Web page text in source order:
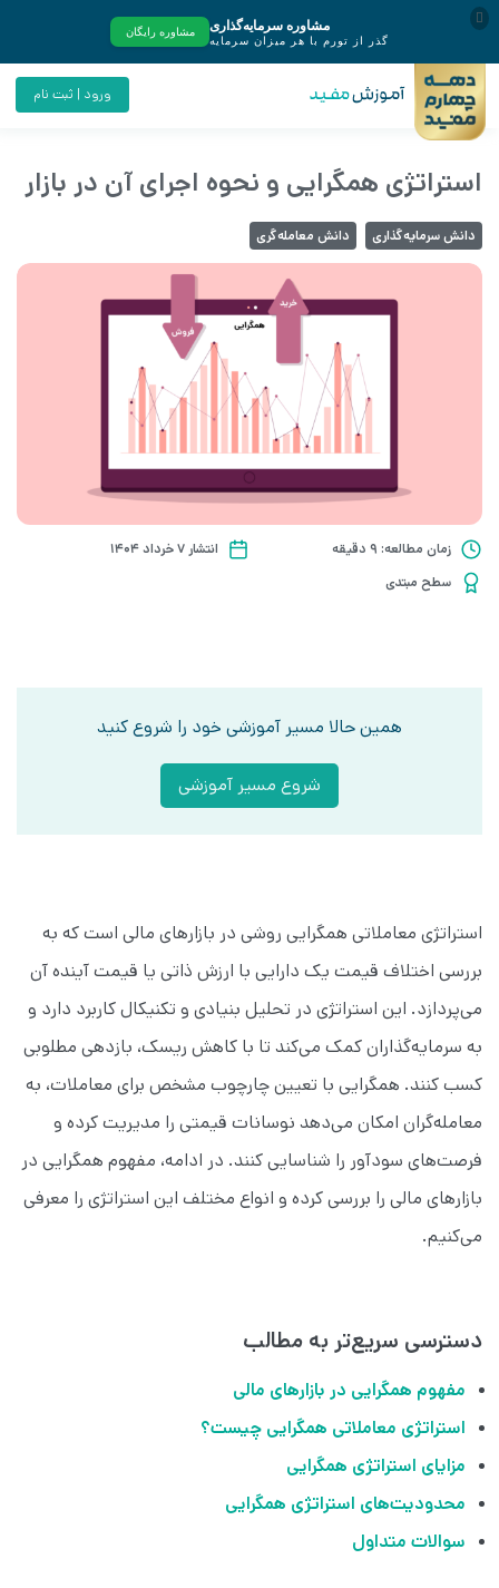
ورود | ثبت نام
استراتژی همگرایی و نحوه اجرای آن در بازار
دانش سرمایه‌گذاری دانش معامله‌گری
زمان مطالعه: 9 دقیقه
انتشار ۷ خرداد ۱۴۰۴
سطح مبتدی
همین حالا مسیر آموزشی خود را شروع کنید
شروع مسیر آموزشی
استراتژی معاملاتی همگرایی روشی در بازارهای مالی است که به
بررسی اختلاف قیمت یک دارایی با ارزش ذاتی یا قیمت آینده آن
می‌پردازد. این استراتژی در تحلیل بنیادی و تکنیکال کاربرد دارد و
به سرمایه‌گذاران کمک می‌کند تا با کاهش ریسک، بازدهی مطلوبی
کسب کنند. همگرایی با تعیین چارچوب مشخص برای معاملات، به
معامله‌گران امکان می‌دهد نوسانات قیمتی را مدیریت کرده و
فرصت‌های سودآور را شناسایی کنند. در ادامه، مفهوم همگرایی در
بازارهای مالی را بررسی کرده و انواع مختلف این استراتژی را معرفی
می‌کنیم.
دسترسی سریع‌تر به مطالب
مفهوم همگرایی در بازارهای مالی
استراتژی معاملاتی همگرایی چیست؟
مزایای استراتژی همگرایی
محدودیت‌های استراتژی همگرایی
سوالات متداول